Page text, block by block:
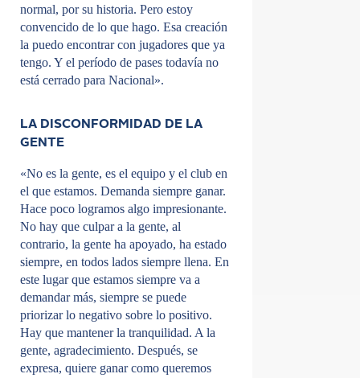
normal, por su historia. Pero estoy
convencido de lo que hago. Esa creación
la puedo encontrar con jugadores que ya
tengo. Y el período de pases todavía no
está cerrado para Nacional».
LA DISCONFORMIDAD DE LA
GENTE
«No es la gente, es el equipo y el club en
el que estamos. Demanda siempre ganar.
Hace poco logramos algo impresionante.
No hay que culpar a la gente, al
contrario, la gente ha apoyado, ha estado
siempre, en todos lados siempre llena. En
este lugar que estamos siempre va a
demandar más, siempre se puede
priorizar lo negativo sobre lo positivo.
Hay que mantener la tranquilidad. A la
gente, agradecimiento. Después, se
expresa, quiere ganar como queremos